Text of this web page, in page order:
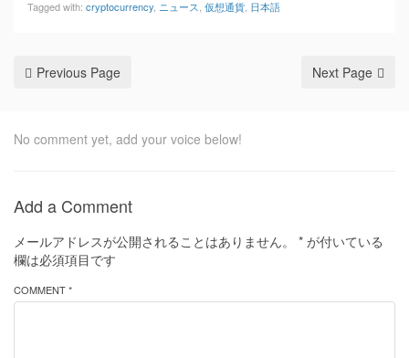
Tagged with: cryptocurrency ニュース 仮想通貨 日本語
Previous Page Next Page
No comment yet, add your voice below!
Add a Comment
メールアドレスが公開されることはありません。 * が付いている
欄は必須項目です
COMMENT *